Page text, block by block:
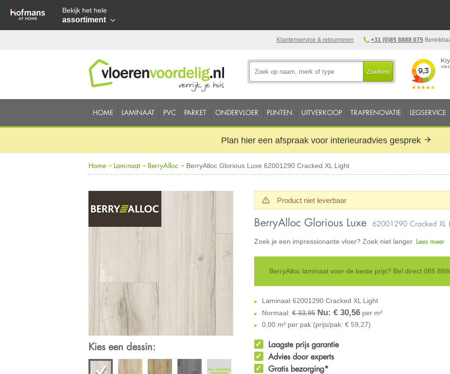
Bekijk het hele
assortiment
+31 (0)85 8888 075
Klantenservice & retourneren
Zoeken
HOME LAMINAAT PVC PARKET ONDERVLOER PLINTEN UITVERKOOP TRAPRENOVATIE LEGSERVICE
Plan hier een afspraak voor interieuradvies gesprek
Home Laminaat BerryAlloc BerryAlloc Glorious Luxe 62001290 Cracked XL Light
Kies een dessin:
Product niet leverbaar
BerryAlloc Glorious Luxe 62001290 Cracked XL
Zoek je een impressionante vloer? Zoek niet langer. Lees meer
BerryAlloc laminaat voor de beste prijs? Bel direct 085
Laminaat 62001290 Cracked XL Light
Normaal:€ 33,95 Nu: € 30,56per m²
0,00 m² per pak (prijs/pak: € 59,27)
Laagste prijs garantie
Advies door experts
Gratis bezorging*